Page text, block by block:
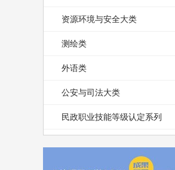
资源环境与安全大类
测绘类
外语类
公安与司法大类
民政职业技能等级认定系列